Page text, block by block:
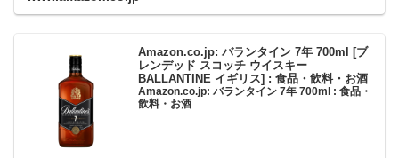
Amazon.co.jp: バランタイン 7年 700ml [ブ
レンデッド スコッチ ウイスキー
BALLANTINE イギリス] : 食品・飲料・お酒
Amazon.co.jp: バランタイン 7年 700ml : 食品・
飲料・お酒